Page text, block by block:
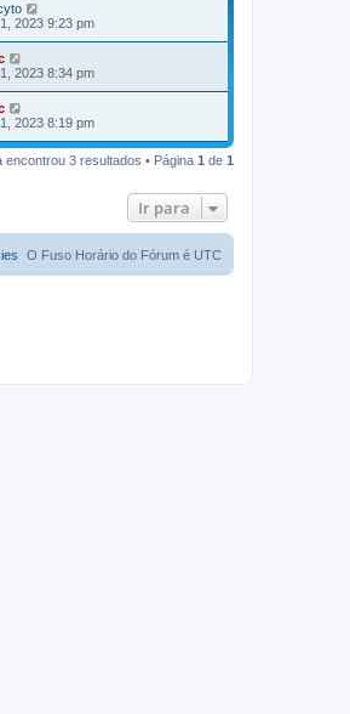
2023 9:23 pm
2023 8:34 pm
2023 8:19 pm
encontrou 3 resultados • Página 1 de 1
Ir para
O Fuso Horário do Fórum é UTC